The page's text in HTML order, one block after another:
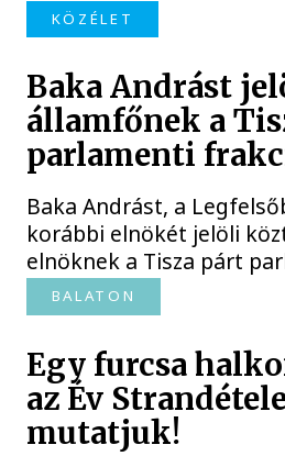
KÖZÉLET
Baka Andrást
államfőnek a
parlamenti
Baka Andrást, a
korábbi elnökét jelöli
elnöknek a Tisza párt
BALATON
Egy furcsa
az Év
mutatjuk!